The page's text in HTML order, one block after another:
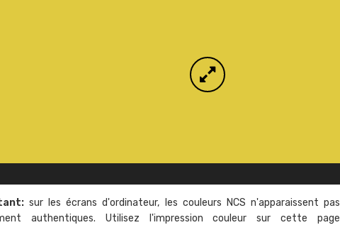
sur les écrans d'ordinateur, les couleurs NCS n'apparaissent pas
authentiques. Utilisez l'impression couleur sur cette page